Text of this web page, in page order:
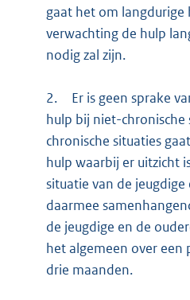
gaat het om langdurige
verwachting de hulp
nodig zal zijn.
2.
Er is geen sprake
hulp bij niet-chronische
chronische situaties
hulp waarbij er uitzicht
situatie van de jeugdige
daarmee
de jeugdige en de
het algemeen over een
drie maanden.